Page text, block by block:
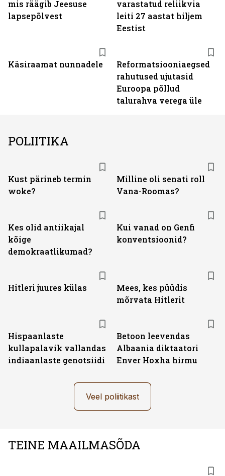
mis räägib Jeesuse
lapsepõlvest
varastatud reliikvia
leiti 27 aastat hiljem
Eestist
Käsiraamat nunnadele
Reformatsiooniaegsed
rahutused ujutasid
Euroopa põllud
talurahva verega üle
POLIITIKA
Kust pärineb termin
woke?
Milline oli senati roll
Vana-Roomas?
Kes olid antiikajal
kõige
demokraatlikumad?
Kui vanad on Genfi
konventsioonid?
Hitleri juures külas
Mees, kes püüdis
mõrvata Hitlerit
Hispaanlaste
kullapalavik vallandas
indiaanlaste genotsiidi
Betoon leevendas
Albaania diktaatori
Enver Hoxha hirmu
Veel poliitikast
TEINE MAAILMASÕDA